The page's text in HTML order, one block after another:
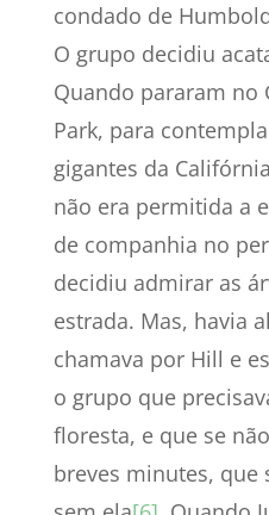
condado de
O grupo decidiu
Quando pararam no
Park, para
gigantes da
não era permitida a
de companhia no
decidiu admirar as
estrada. Mas, havia
chamava por Hill e
o grupo que
floresta, e que se
breves minutes, que